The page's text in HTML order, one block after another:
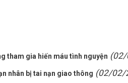
tham gia hiến máu tình nguyện
nhân bị tai nạn giao thông (02/02/